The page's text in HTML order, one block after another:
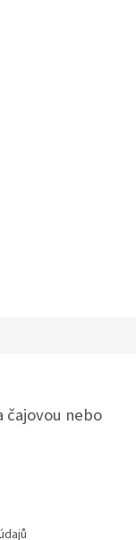
čajovou nebo